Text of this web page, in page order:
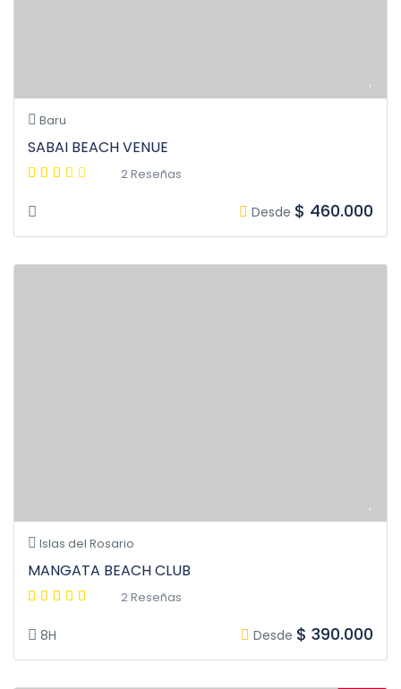
Baru
SABAI BEACH VENUE
2 Reseñas
Desde $ 460.000
Islas del Rosario
MANGATA BEACH CLUB
2 Reseñas
8H Desde $ 390.000